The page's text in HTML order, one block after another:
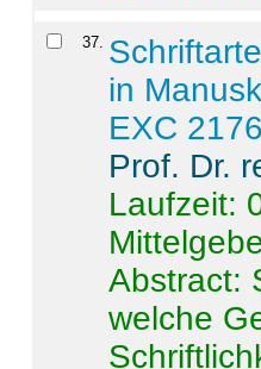
37.
in
EXC 2176
Prof. Dr.
Laufzeit:
Abstract:
welche